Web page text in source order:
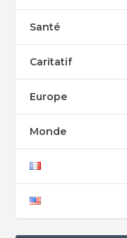
Santé
Caritatif
Europe
Monde